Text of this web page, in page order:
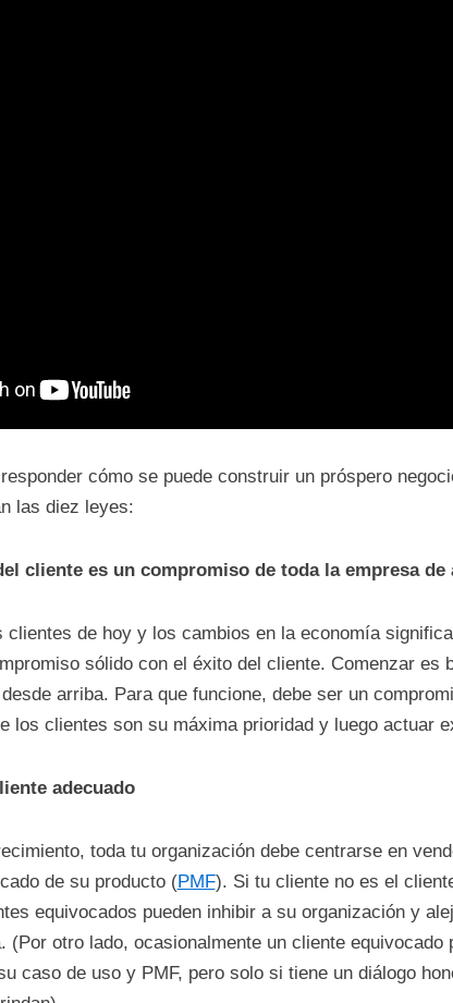
cómo se puede construir un próspero
las diez leyes:
cliente es un compromiso de toda la empresa de
clientes de hoy y los cambios en la economía
sólido con el éxito del cliente. Comenzar
arriba. Para que funcione, debe ser un
los clientes son su máxima prioridad y luego actuar
adecuado
toda tu organización debe centrarse en
de su producto (PMF). Si tu cliente no es el
equivocados pueden inhibir a su organización y
(Por otro lado, ocasionalmente un cliente
caso de uso y PMF, pero solo si tiene un diálogo